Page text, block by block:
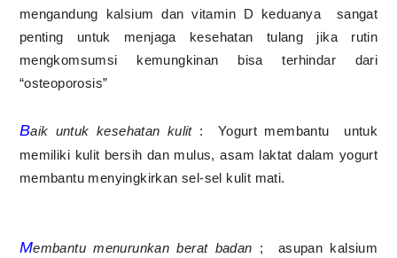
mengandung kalsium dan vitamin D keduanya
sangat
penting untuk menjaga kesehatan tulang jika rutin
mengkomsumsi kemungkinan bisa terhindar dari
“osteoporosis”
Baik untuk kesehatan kulit : Yogurt membantu
untuk
memiliki kulit bersih dan mulus, asam laktat dalam yogurt
membantu menyingkirkan sel-sel kulit mati.
Membantu menurunkan berat badan ;
asupan kalsium